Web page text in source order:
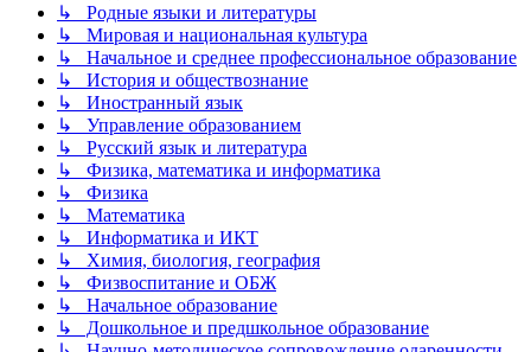
↳ Родные языки и литературы
↳ Мировая и национальная культура
↳ Начальное и среднее профессиональное образование
↳ История и обществознание
↳ Иностранный язык
↳ Управление образованием
↳ Русский язык и литература
↳ Физика, математика и информатика
↳ Физика
↳ Математика
↳ Информатика и ИКТ
↳ Химия, биология, география
↳ Физвоспитание и ОБЖ
↳ Начальное образование
↳ Дошкольное и предшкольное образование